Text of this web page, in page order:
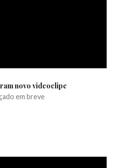
novo videoclipe
em breve